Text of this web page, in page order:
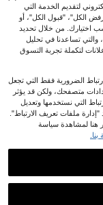
لتقديم الخدمة التي
الكل"، "قبول الكل"، أو
اختيارك. من خلال تحديد
والتي تساعدنا في تحليل
لتكملة تجربة التسوق
الضرورية فقط التي تجعل
متصفحك، ولكن قد يؤثر
التي نستخدمها وتعديل
ملفات تعريف الارتباط".
هنا لمشاهدة سياسة